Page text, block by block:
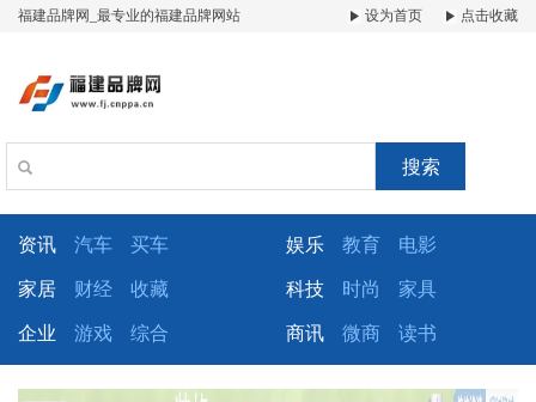
福建品牌网_最专业的福建品牌网站 设为首页 点击收藏
搜索
资讯 汽车 买车 娱乐 教育 电影
家居 财经 收藏 科技 时尚 家具
企业 游戏 综合 商讯 微商 读书